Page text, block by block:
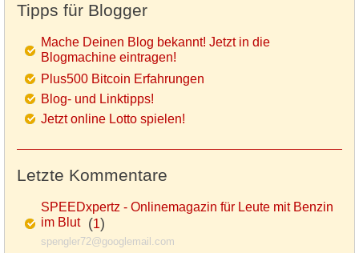
Tipps für Blogger
Mache Deinen Blog bekannt! Jetzt in die
Blogmachine eintragen!
Plus500 Bitcoin Erfahrungen
Blog- und Linktipps!
Jetzt online Lotto spielen!
Letzte Kommentare
SPEEDxpertz - Onlinemagazin für Leute mit Benzin
im Blut(1)
spengler72@googlemail.com